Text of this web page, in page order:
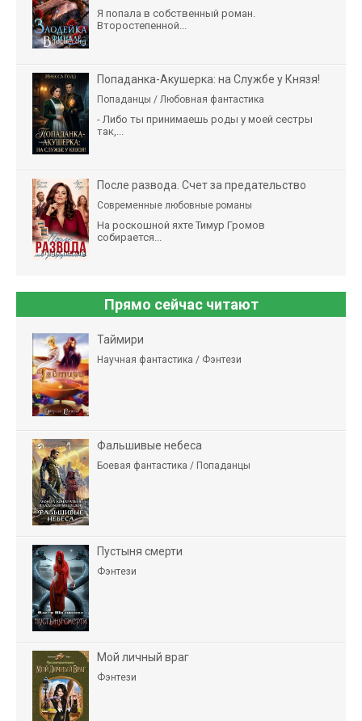
Я попала в собственный роман.
Второстепенной...
Попаданка-Акушерка: на Службе у Князя!
Попаданцы / Любовная фантастика
- Либо ты принимаешь роды у моей сестры
так,...
После развода. Счет за предательство
Современные любовные романы
На роскошной яхте Тимур Громов
собирается...
Прямо сейчас читают
Таймири
Научная фантастика / Фэнтези
Фальшивые небеса
Боевая фантастика / Попаданцы
Пустыня смерти
Фэнтези
Мой личный враг
Фэнтези